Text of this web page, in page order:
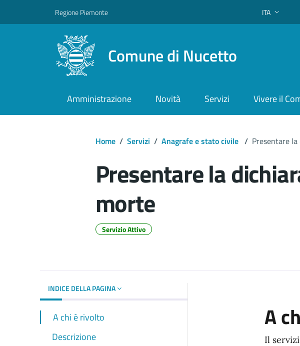
Regione Piemonte Lingua attiva:
ITA
Comune di Nucetto
Amministrazione Novità Servizi Vivere il
Home / Servizi / Anagrafe e stato civile / Presentare
Presentare la
morte
Servizio Attivo
INDICE DELLA PAGINA
A chi è rivolto
Descrizione
A
Il